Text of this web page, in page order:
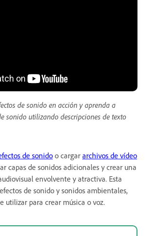
de sonido en acción y aprenda a
sonido utilizando descripciones de texto
de sonido o cargar archivos de vídeo
capas de sonidos adicionales y crear una
envolvente y atractiva. Esta
de sonido y sonidos ambientales,
utilizar para crear música o voz.